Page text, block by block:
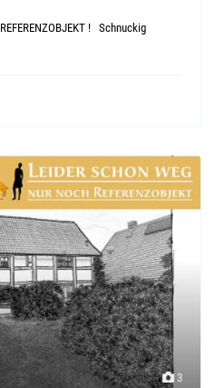
! Schnuckig
3